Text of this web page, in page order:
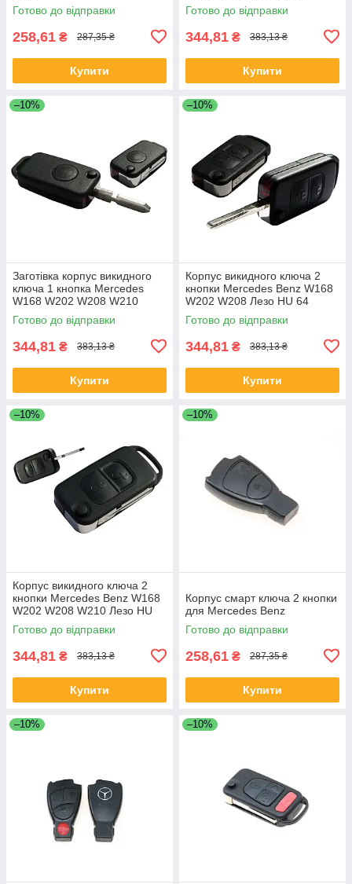
Готово до відправки
258,61 ₴ 287,35 ₴
Купити
Готово до відправки
344,81 ₴ 383,13 ₴
Купити
–10%
Заготівка корпус викидного
ключа 1 кнопка Mercedes
W168 W202 W208 W210
W124 A122 Лезо HU 39
Готово до відправки
344,81 ₴ 383,13 ₴
Купити
–10%
Корпус викидного ключа 2
кнопки Mercedes Benz W168
W202 W208 Лезо HU 64
Готово до відправки
344,81 ₴ 383,13 ₴
Купити
–10%
Корпус викидного ключа 2
кнопки Mercedes Benz W168
W202 W208 W210 Лезо HU
39
Готово до відправки
344,81 ₴ 383,13 ₴
Купити
–10%
Корпус смарт ключа 2 кнопки
для Mercedes Benz
Готово до відправки
258,61 ₴ 287,35 ₴
Купити
–10% –10%